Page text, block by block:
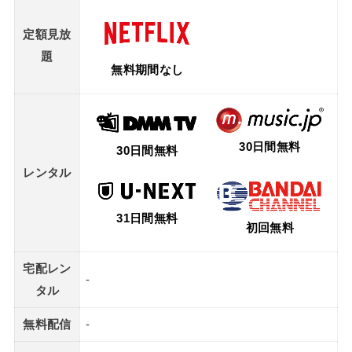
定額見放
題
無料期間なし
レンタル
30日間無料 30日間無料
31日間無料
初回無料
宅配レン
タル
-
無料配信 -